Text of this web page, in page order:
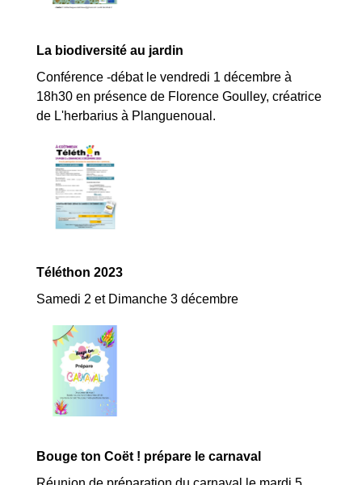
La biodiversité au jardin
Conférence -débat le vendredi 1 décembre à
18h30 en présence de Florence Goulley, créatrice
de L'herbarius à Planguenoual.
Téléthon 2023
Samedi 2 et Dimanche 3 décembre
Bouge ton Coët ! prépare le carnaval